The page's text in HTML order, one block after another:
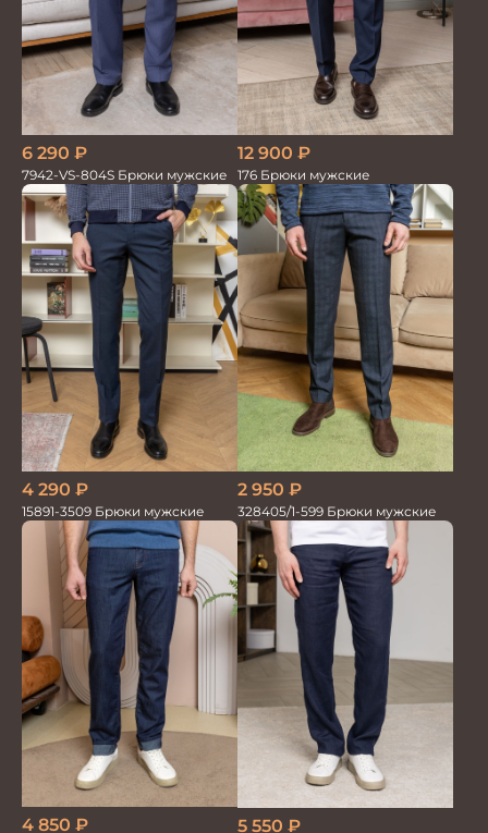
6 290 ₽
7942-VS-804S Брюки мужские
12 900 ₽
176 Брюки мужские
4 290 ₽
15891-3509 Брюки мужские
2 950 ₽
328405/1-599 Брюки мужские
4 850 ₽ 5 550 ₽